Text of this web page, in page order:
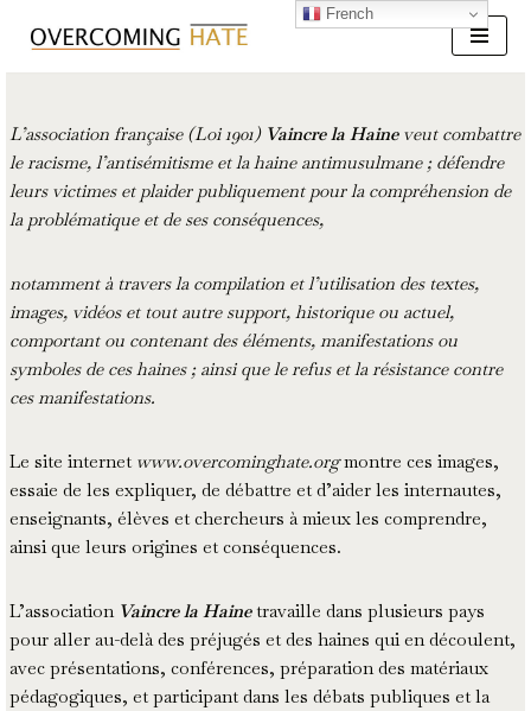
L’association française (Loi 1901) Vaincre la Haineveut combattre
le racisme, l’antisémitisme et la haine antimusulmane ; défendre
leurs victimes et plaider publiquement pour la compréhension de
la problématique et de ses conséquences,
notamment à travers la compilation et l’utilisation des textes,
images, vidéos et tout autre support, historique ou actuel,
comportant ou contenant des éléments, manifestations ou
symboles de ces haines ; ainsi que le refus et la résistance contre
ces manifestations.
Le site internet www.overcominghate.orgmontre ces images,
essaie de les expliquer, de débattre et d’aider les internautes,
enseignants, élèves et chercheurs à mieux les comprendre,
ainsi que leurs origines et conséquences.
L’association Vaincre la Hainetravaille dans plusieurs pays
pour aller au-delà des préjugés et des haines qui en découlent,
avec présentations, conférences, préparation des matériaux
pédagogiques, et participant dans les débats publiques et la
French